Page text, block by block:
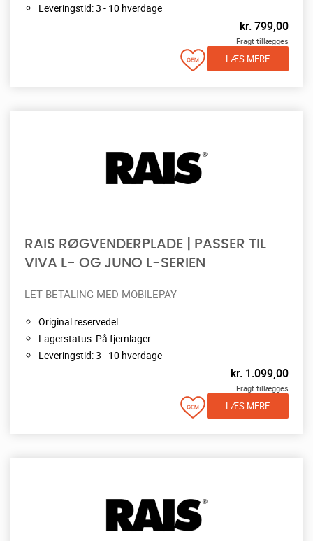
Leveringstid: 3 - 10 hverdage
kr.799,00
Fragt tillægges
LÆS MERE
RAIS RØGVENDERPLADE | PASSER TIL
VIVA L- OG JUNO L-SERIEN
LET BETALING MED MOBILEPAY
Original reservedel
Lagerstatus: På fjernlager
Leveringstid: 3 - 10 hverdage
kr. 1.099,00
Fragt tillægges
LÆS MERE